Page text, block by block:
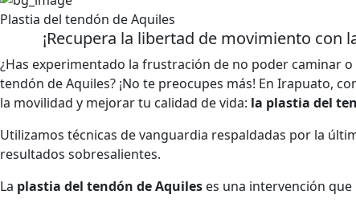
Plastia del tendón de Aquiles
¡Recupera la libertad de movimiento con
¿Has experimentado la frustración de no poder caminar
tendón de Aquiles? ¡No te preocupes más! En Irapuato,
la movilidad y mejorar tu calidad de vida: la plastia del
Utilizamos técnicas de vanguardia respaldadas por la
resultados sobresalientes.
La plastia del tendón de Aquiles es una intervención